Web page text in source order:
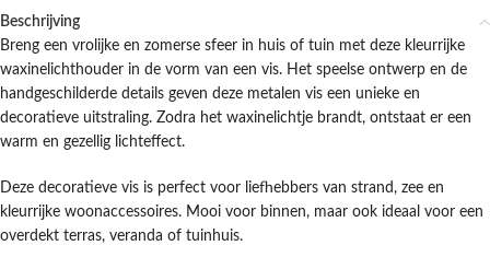
Beschrijving
Breng een vrolijke en zomerse sfeer in huis of tuin met deze kleurrijke
waxinelichthouder in de vorm van een vis. Het speelse ontwerp en de
handgeschilderde details geven deze metalen vis een unieke en
decoratieve uitstraling. Zodra het waxinelichtje brandt, ontstaat er een
warm en gezellig lichteffect.
Deze decoratieve vis is perfect voor liefhebbers van strand, zee en
kleurrijke woonaccessoires. Mooi voor binnen, maar ook ideaal voor een
overdekt terras, veranda of tuinhuis.